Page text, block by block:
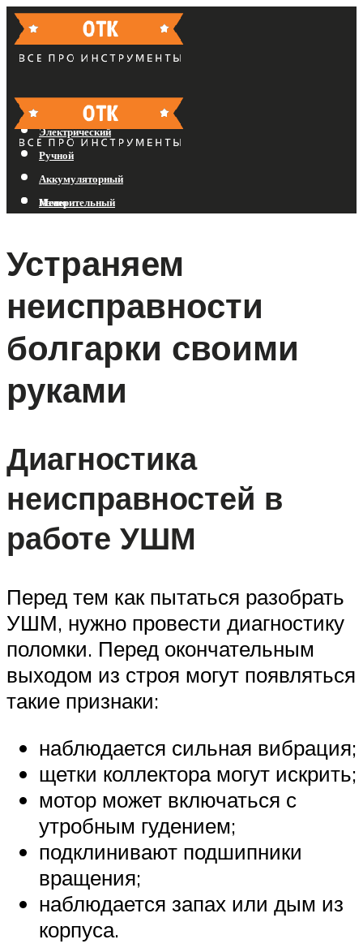
Бензиновый
Электрический
Ручной
Аккумуляторный
Измерительный
Меню
Устраняем
неисправности
болгарки своими
руками
Диагностика
неисправностей в
работе УШМ
Перед тем как пытаться разобрать
УШМ, нужно провести диагностику
поломки. Перед окончательным
выходом из строя могут появляться
такие признаки:
наблюдается сильная вибрация;
щетки коллектора могут искрить;
мотор может включаться с
утробным гудением;
подклинивают подшипники
вращения;
наблюдается запах или дым из
корпуса.